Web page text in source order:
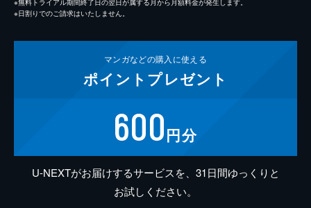
※無料トライアル期間終了日の翌日が属する月から月額料金が発生します。
※日割りでのご請求はいたしません。
マンガなどの購入に使える
ポイント プレゼント
600円分
U-NEXTがお届けするサービスを、31日間ゆっくりと
お試しください。